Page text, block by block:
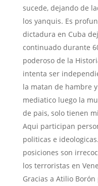
sucede, dejando de
los yanquis. Es
dictadura en Cuba
continuado durante
poderoso de la
intenta ser
la matan de hambre
mediatico luego la
de pais, solo tienen
Aqui participan
politicas e
posiciones son
los terroristas en
Gracias a Atilio